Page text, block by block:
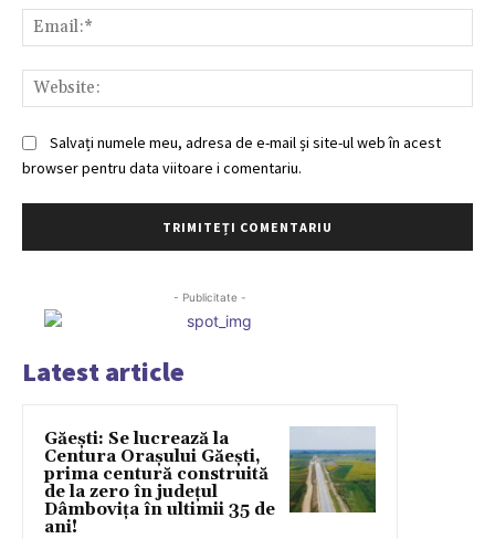
Salvați numele meu, adresa de e-mail și site-ul web în acest
browser pentru data viitoare i comentariu.
- Publicitate -
Latest article
Găești: Se lucrează la
Centura Orașului Găești,
prima centură construită
de la zero în județul
Dâmbovița în ultimii 35 de
ani!